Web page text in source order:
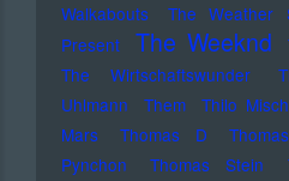
Walkabouts
The Weather
Present
The Weeknd
The Wirtschaftswunder
Uhlmann
Them Thilo
Mars
Thomas D
Pynchon
Thomas Stein